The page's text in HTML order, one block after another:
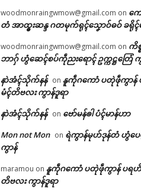
woodmonraingwmow@gmail.com on က
တံ အာထ္ၜးဆန္ဒ ဂတမုက်ရုၚ်သၞောဝ်ဓဝ် ခ
woodmonraingwmow@gmail.com on ကိ
ဘာဂှ် ဟွံဆေၚ်စပ်ကဵုညးရောၚ် ဥက္ကဋ္ဌတြေံ
နာဲအံၚ်သိုက်နန် on နူကဵုဂကောံ ပတုဲဖဵုကွာ
မံၚ်တိဗလး ကွာန်ဒူရာ
နာဲအံၚ်သိုက်နန် on ဗော်မန်ၜါ ပံၚ်မာန်ဟာ
Mon not Mon on ရဲကွာန်မုဟ်ဒုန်တံ ဟွံပေ
ကွာန်
maramou on နူကဵုဂကောံ ပတုဲဖဵုကွာန် ပ
တိဗလး ကွာန်ဒူရာ